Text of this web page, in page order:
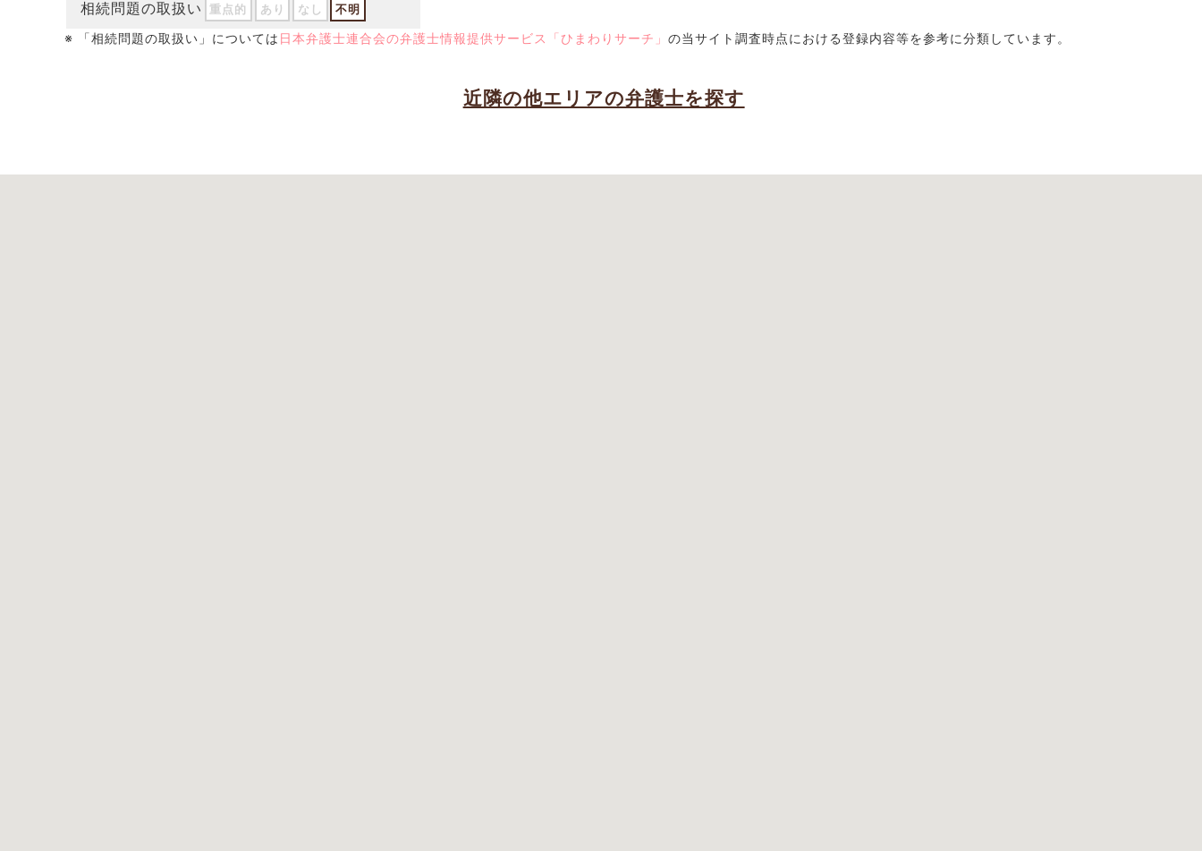
相続問題の取扱い 重点的 あり なし 不明
※ 「相続問題の取扱い」については 日本弁護士連合会の弁護士情報提供サービス「ひまわりサーチ」 の当サイト調査時点における登録内容等を参考に分類しています。
近隣の他エリアの弁護士を探す